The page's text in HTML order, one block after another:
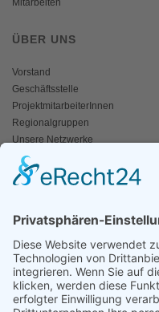
Mitarbeiten
ÜBER UNS
Vorstand
Geschäftsstelle
ProjektmitarbeiterInnen
Regionalgruppen
Unsere Netzwerke
Historisches
Impressum/Kontakt
Naturschutz bunt
Broschüren und Folder
Presseaussendungen
Newsletter
Fotos und Videos